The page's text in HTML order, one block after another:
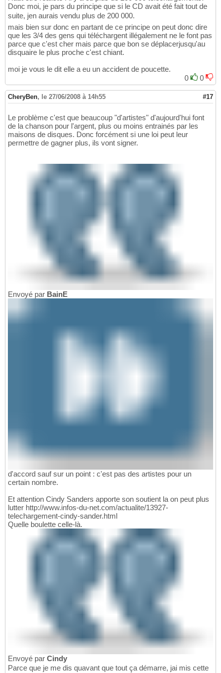
Donc moi, je pars du principe que si le CD avait été fait tout de
suite, jen aurais vendu plus de 200 000.
mais bien sur donc en partant de ce principe on peut donc dire
que les 3/4 des gens qui téléchargent illégalement ne le font pas
parce que c'est cher mais parce que bon se déplacerjusqu'au
disquaire le plus proche c'est chiant.
moi je vous le dit elle a eu un accident de poucette.
0
0
CheryBen, le 27/06/2008 à 14h55 #17
Le problème c'est que beaucoup "d'artistes" d'aujourd'hui font
de la chanson pour l'argent, plus ou moins entrainés par les
maisons de disques. Donc forcément si une loi peut leur
permettre de gagner plus, ils vont signer.
Envoyé par BainE
d'accord sauf sur un point : c'est pas des artistes pour un
certain nombre.
Et attention Cindy Sanders apporte son soutient la on peut plus
lutter http://www.infos-du-net.com/actualite/13927-
telechargement-cindy-sander.html
Quelle boulette celle-là.
Envoyé par Cindy
Parce que je me dis quavant que tout ça démarre, jai mis cette